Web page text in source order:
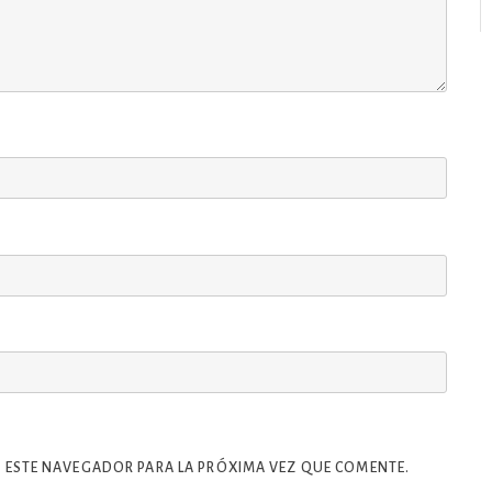
NAVEGADOR PARA LA PRÓXIMA VEZ QUE COMENTE.